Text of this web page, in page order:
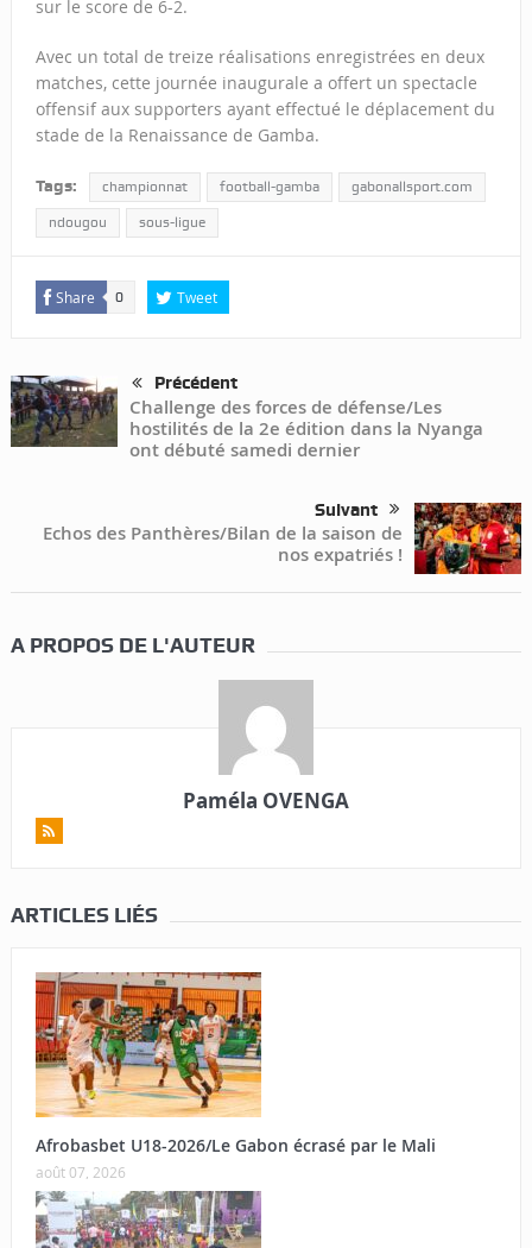
sur le score de 6-2.
Avec un total de treize réalisations enregistrées en deux
matches, cette journée inaugurale a offert un spectacle
offensif aux supporters ayant effectué le déplacement du
stade de la Renaissance de Gamba.
Tags: championnat football-gamba gabonallsport.com
ndougou sous-ligue
Share 0 Tweet
Précédent
Challenge des forces de défense/Les
hostilités de la 2e édition dans la Nyanga
ont débuté samedi dernier
Suivant
Echos des Panthères/Bilan de la saison de
nos expatriés !
A PROPOS DE L'AUTEUR
Paméla OVENGA
ARTICLES LIÉS
Afrobasbet U18-2026/Le Gabon écrasé par le Mali
août 07, 2026